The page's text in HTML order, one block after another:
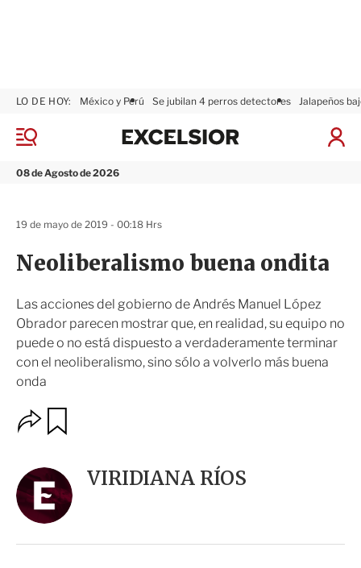
M
n
08 de Agosto de 2026
LO DE HOY: México y Perú Se jubilan 4 perros detectores Jalapeños
I
n
x
Neoliberalismo buena ondita
Las acciones del gobierno de Andrés Manuel López
Obrador parecen mostrar que, en realidad, su equipo no
puede o no está dispuesto a verdaderamente terminar
con el neoliberalismo, sino sólo a volverlo más buena
onda
19 de mayo de 2019 - 00:18 Hrs
O
p
n
e
s
a
r
VIRIDIANA RÍOS